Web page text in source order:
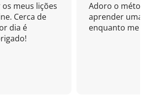
meus lições
Cerca de
dia é
Adoro o
aprender uma
enquanto me